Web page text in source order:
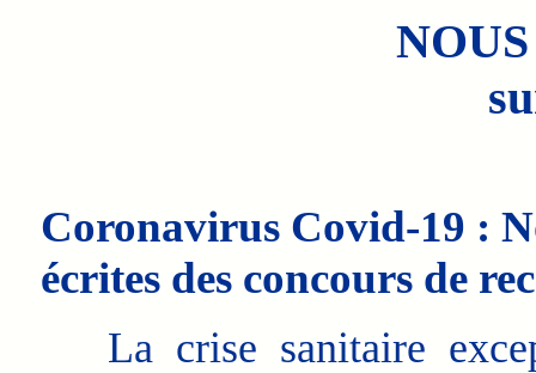
Coronavirus Covid-19 :
écrites des concours de
La crise sanitaire